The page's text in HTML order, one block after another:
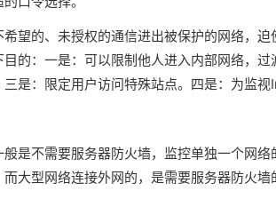
望的、未授权的通信进出被保护的网络，迫
的：一是：可以限制他人进入内部网络，
是：限定用户访问特殊站点。四是：为监视
是不需要服务器防火墙，监控单独一个网
大型网络连接外网的，是需要服务器防火墙